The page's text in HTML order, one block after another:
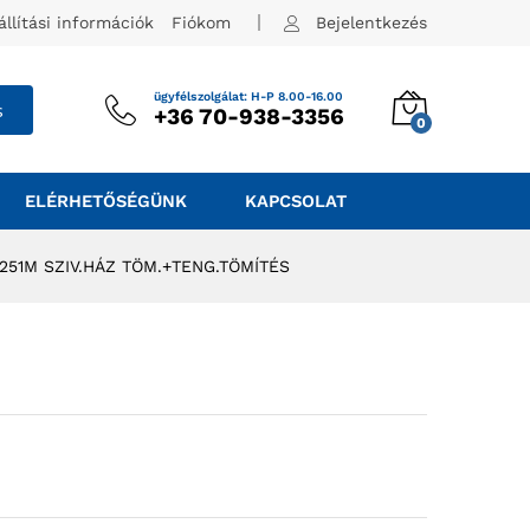
információk Fiókom Bejelentkezés
ügyfélszolgálat: H-P 8.00-16.00
+36 70-938-3356 0
ELÉRHETŐSÉGÜNK KAPCSOLAT
SZIV.HÁZ TÖM.+TENG.TÖMÍTÉS